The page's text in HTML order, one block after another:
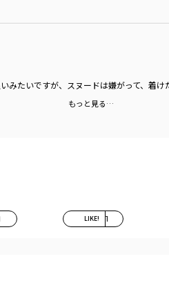
みたいですが、スヌードは嫌がって、着け
もっと見る…
LIKE! 1